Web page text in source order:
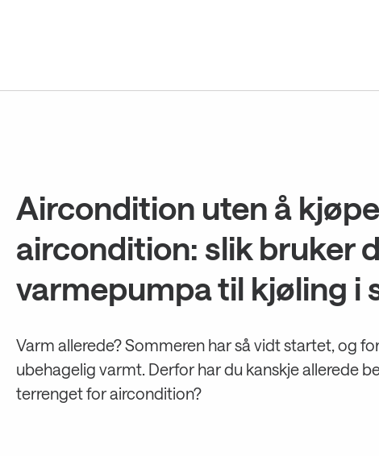
Aircondition uten å kjøpe
aircondition: slik bruker
varmepumpa til kjøling i
Varm allerede? Sommeren har så vidt startet, og
ubehagelig varmt. Derfor har du kanskje allerede
terrenget for aircondition?